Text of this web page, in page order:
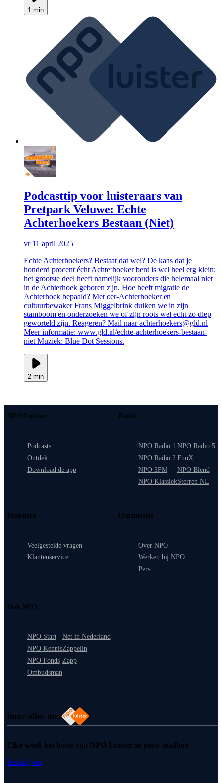
1 min
Podcasttip voor luisteraars van
Pretpark Veluwe: Echte
Achterhoekers Bestaan (Niet)
vr 11 april 2025
Echte Achterhoekers? Bestaat dat wel? De kans dat je
honderd procent écht Achterhoeker bent is wel heel erg klein;
het grootste deel heeft namelijk voorouders die helemaal niet
in de Achterhoek geboren zijn. Hoe heeft migratie de
Achterhoek bepaald? Met oer-Achterhoeker en
cultuurbewaker Frans Miggelbrink duiken we in zijn
stamboom en onderzoeken we of zijn roots wel echt zo diep
geworteld zijn. Reageren? Mail naar achterhoekers@gld.nl
Meer informatie: www.gld.nl/echte-achterhoekers-bestaan-
niet Muziek: Blue Dot Sessions.
2 min
hoor alles met
NPO Luister
Podcasts
Ontdek
Download de app
Radio
NPO Radio 1
NPO Radio 2
NPO 3FM
NPO Klassiek
NPO Radio 5
FunX
NPO Blend
Sterren NL
Praktisch
Veelgestelde vragen
Klantenservice
Organisatie
Over NPO
Werken bij NPO
Pers
Ook NPO
NPO Start
NPO Kennis
NPO Fonds
Ombudsman
Net in Nederland
Zappelin
Zapp
Elke week het beste van NPO Luister in jouw mailbox
Inschrijven